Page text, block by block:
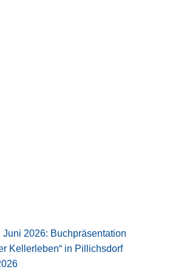
Juni 2026: Buchpräsentation
Kellerleben“ in Pillichsdorf